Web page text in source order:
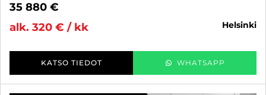
35 880 €
alk. 320 € / kk
helsinki
KATSO TIEDOT WHATSAPP